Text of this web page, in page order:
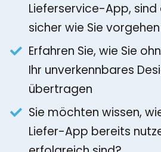
Lieferservice-App,
sicher wie Sie
Erfahren Sie, wie Sie
Ihr unverkennbares
übertragen
Sie möchten wissen,
Liefer-App bereits